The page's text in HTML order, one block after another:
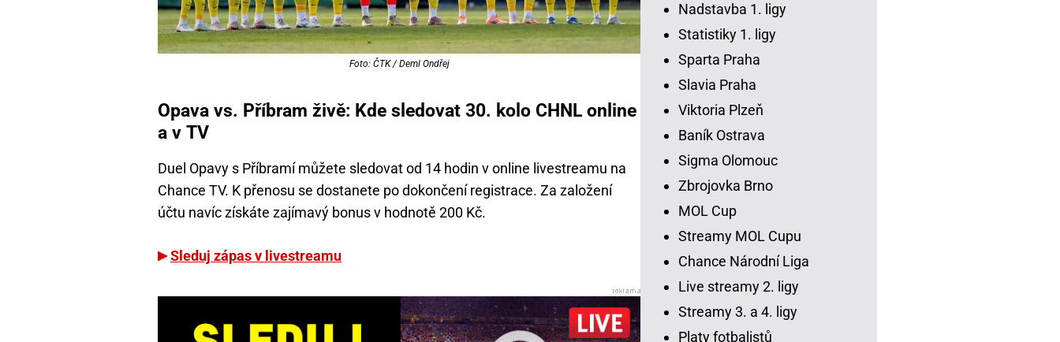
Foto: ČTK / Deml Ondřej
Opava vs. Příbram živě: Kde sledovat 30. kolo CHNL online
a v TV
Duel Opavy s Příbramí můžete sledovat od 14 hodin v online livestreamu na
Chance TV. K přenosu se dostanete po dokončení registrace. Za založení
účtu navíc získáte zajímavý bonus v hodnotě 200 Kč.
Sleduj zápas v livestreamu
Nadstavba 1. ligy
Statistiky 1. ligy
Sparta Praha
Slavia Praha
Viktoria Plzeň
Baník Ostrava
Sigma Olomouc
Zbrojovka Brno
MOL Cup
Streamy MOL Cupu
Chance Národní Liga
Live streamy 2. ligy
Streamy 3. a 4. ligy
Platy fotbalistů